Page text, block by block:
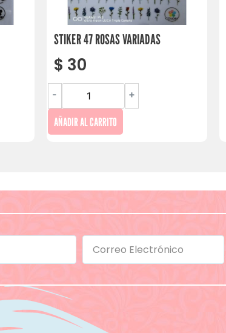
STIKER 47 ROSAS VARIADAS
$ 30
- +
AÑADIR AL CARRITO